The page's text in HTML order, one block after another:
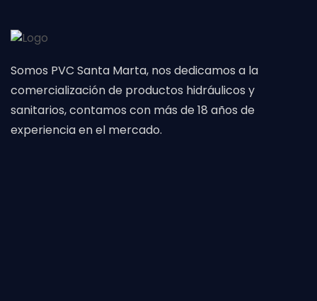
Somos PVC Santa Marta, nos dedicamos a la
comercialización de productos hidráulicos y
sanitarios, contamos con más de 18 años de
experiencia en el mercado.